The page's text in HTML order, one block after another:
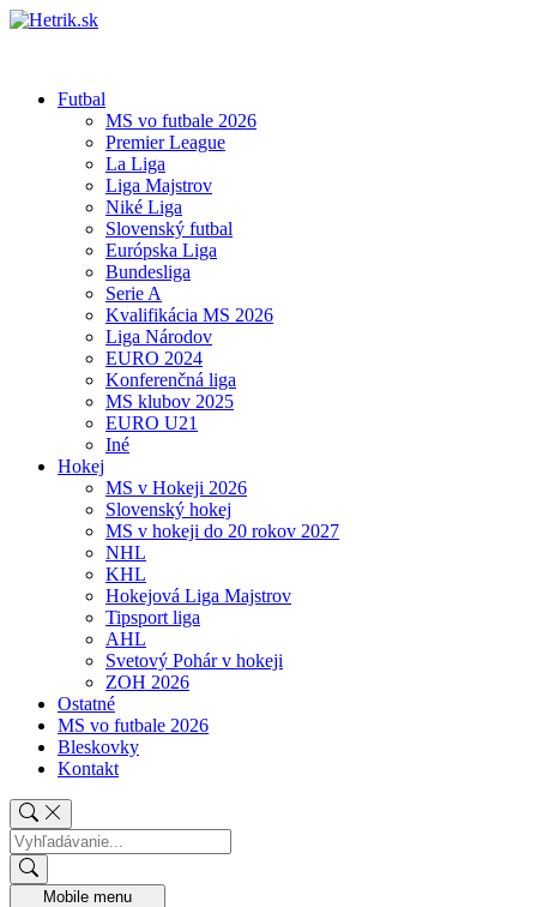
Futbal
MS vo futbale 2026
Premier League
La Liga
Liga Majstrov
Niké Liga
Slovenský futbal
Európska Liga
Bundesliga
Serie A
Kvalifikácia MS 2026
Liga Národov
EURO 2024
Konferenčná liga
MS klubov 2025
EURO U21
Iné
Hokej
MS v Hokeji 2026
Slovenský hokej
MS v hokeji do 20 rokov 2027
NHL
KHL
Hokejová Liga Majstrov
Tipsport liga
AHL
Svetový Pohár v hokeji
ZOH 2026
Ostatné
MS vo futbale 2026
Bleskovky
Kontakt
Mobile menu